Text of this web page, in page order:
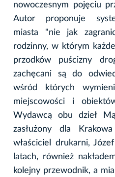
nowoczesnym pojęciu
Autor proponuje
miasta "nie jak
rodzinny, w którym
przodków puścizny
zachęcani są do
wśród których
miejscowości i
Wydawcą obu dzieł
zasłużony dla
właściciel drukarni,
latach, również
kolejny przewodnik, a